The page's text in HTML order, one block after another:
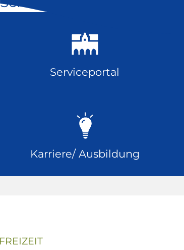
Serviceportal
Karriere/ Ausbildung